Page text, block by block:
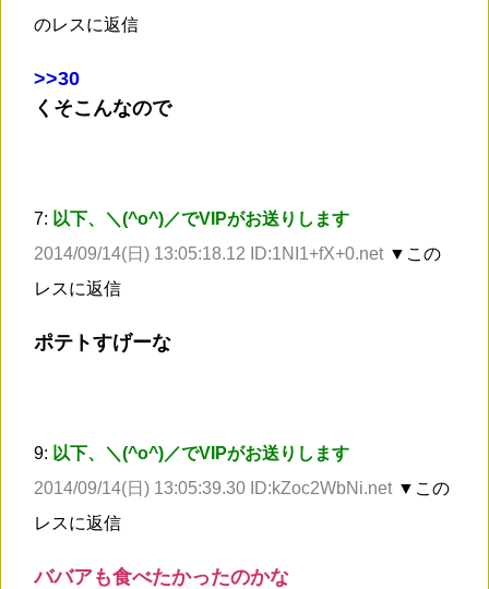
のレスに返信
>>30
くそこんなので
7: 以下、＼(^o^)／でVIPがお送りします
2014/09/14(日) 13:05:18.12 ID:1NI1+fX+0.net ▼この
レスに返信
ポテトすげーな
9: 以下、＼(^o^)／でVIPがお送りします
2014/09/14(日) 13:05:39.30 ID:kZoc2WbNi.net ▼この
レスに返信
ババアも食べたかったのかな